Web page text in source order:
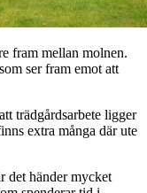
fram mellan molnen.
ser fram emot att
trädgårdsarbete ligger
extra många där ute
det händer mycket